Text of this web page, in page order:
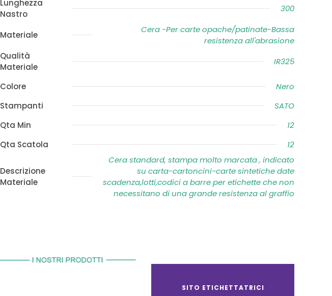
300m
quantità
Lunghezza
Nastro
300
Materiale
Cera -Per carte opache/patinate-Bassa
resistenza all'abrasione
Qualità
Materiale
IR325
Colore
Nero
Stampanti
SATO
Qta Min
12
Qta Scatola
12
Descrizione
Materiale
Cera standard, stampa molto marcata , indicato
su carta-cartoncini-carte sintetiche date
scadenza,lotti,codici a barre per etichette che non
necessitano di una grande resistenza al graffio
SITO ETICHETTATRICI